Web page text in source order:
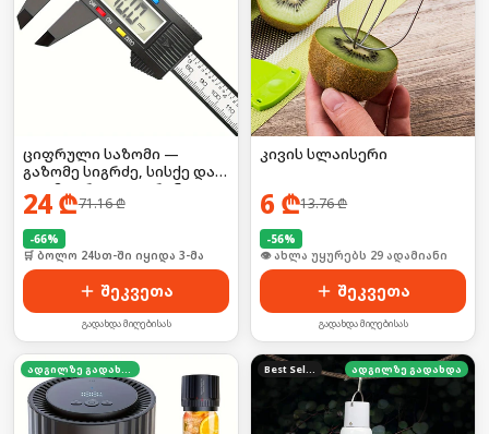
ციფრული საზომი —
გაზომე სიგრძე, სისქე და
დიამეტრი LCD ეკრანით!
24₾71.16₾
-66%
🛒 ბოლო 24სთ-ში იყიდა 3-მა
შეკვეთა
გადახდა მიღებისას
კივის სლაისერი
6 ₾13.76₾
-56%
🛒 ბოლო 24სთ-ში იყიდა 39-მა
შეკვეთა
გადახდა მიღებისას
ადგილზე გადახდა Best Seller ადგილზე გადახდა